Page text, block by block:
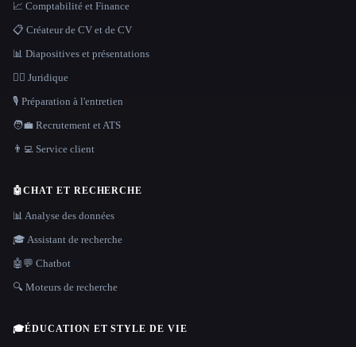
📈 Comptabilité et Finance
📋 Créateur de CV et de CV
📊 Diapositives et présentations
👩‍⚖️ Juridique
🎙️ Préparation à l'entretien
🧑‍💼 Recrutement et ATS
👨‍💻 Service client
🤖CHAT ET RECHERCHE
📊 Analyse des données
🎓 Assistant de recherche
🤖💬 Chatbot
🔍 Moteurs de recherche
🎓ÉDUCATION ET STYLE DE VIE